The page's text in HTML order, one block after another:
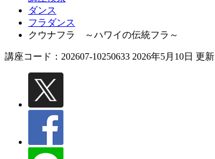
ダンス
フラダンス
クウナフラ ～ハワイの伝統フラ～
講座コード：202607-10250633 2026年5月10日 更新